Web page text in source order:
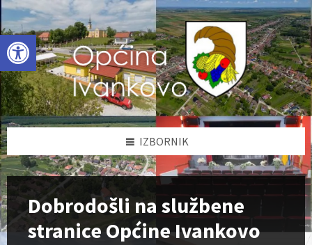
Open toolbar
Skip
to
content
Skip
to
left
sidebar
Skip
to
footer
IZBORNIK
Dobrodošli na službene
stranice Općine Ivankovo